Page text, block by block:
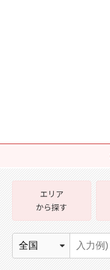
エリア
から探す